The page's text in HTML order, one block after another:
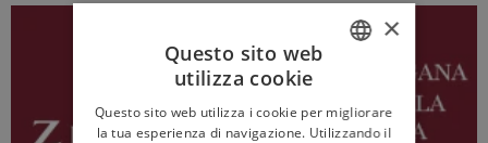
ENGLISH
×
Questo sito web
utilizza cookie
Questo sito web utilizza i cookie per migliorare
la tua esperienza di navigazione. Utilizzando il